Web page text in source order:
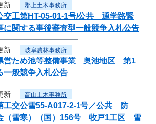
新 郡上土木事務所
交工第HT-05-01-1号/公共 通学路緊
に関する事後審査型一般競争入札公告
新 岐阜農林事務所
営ため池等整備事業 奥池地区 第1
一般競争入札公告
新 高山土木事務所
工交公雪55-A017-2-1号／公共 防
（雪寒）（国）156号 牧戸1工区 雪